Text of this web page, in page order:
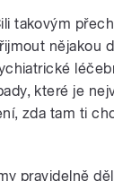
takovým
nějakou
které je
zda tam ti
pravidelně